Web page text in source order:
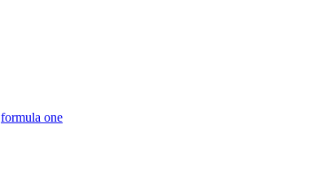
formula one